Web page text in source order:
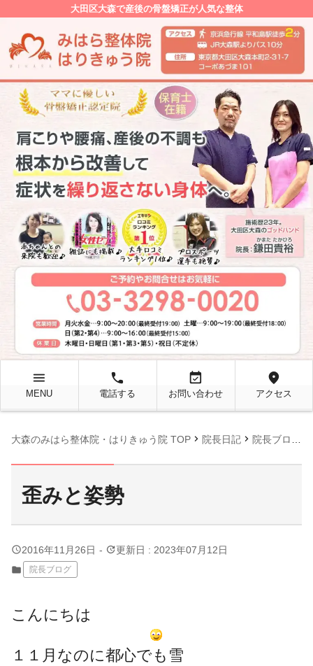
大田区大森で産後の骨盤矯正が人気な整体
menu
MENU
local_phone
電話する
event_available
お問い合わせ
location_on
アクセス
大森のみはら整体院・はりきゅう院 TOP chevron_right 院長日記 chevron_right 院長ブログ
歪みと姿勢
query_builder2016年11月26日 - update更新日 : 2023年07月12日
folder
院長ブログ
こんにちは
１１月なのに都心でも雪